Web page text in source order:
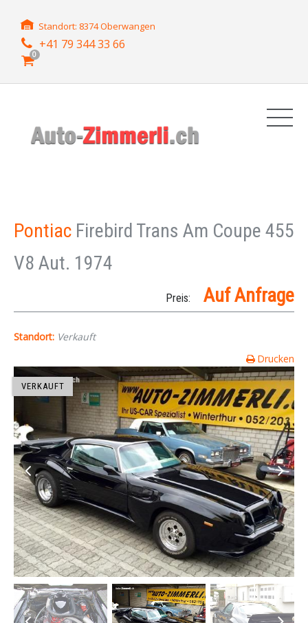
Standort: 8374 Oberwangen
+41 79 344 33 66
0
Pontiac Firebird Trans Am Coupe 455
V8 Aut. 1974
Preis: Auf Anfrage
Standort: Verkauft
Drucken
VERKAUFT